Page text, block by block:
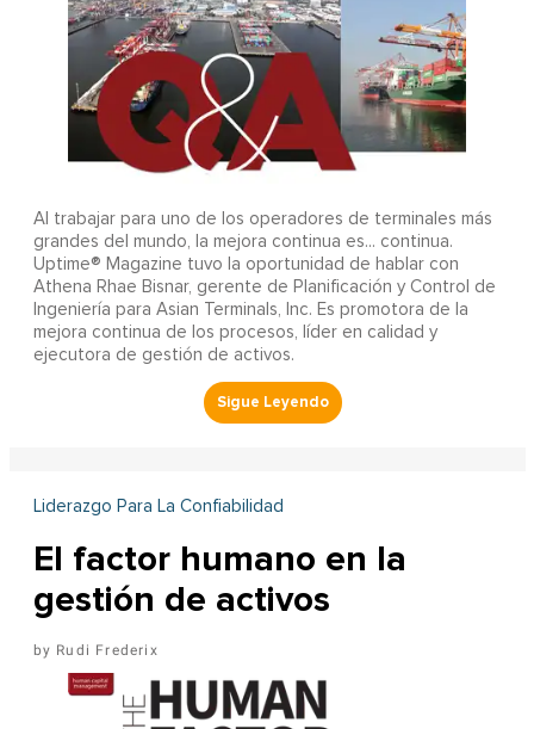
Al trabajar para uno de los operadores de terminales más
grandes del mundo, la mejora continua es... continua.
Uptime® Magazine tuvo la oportunidad de hablar con
Athena Rhae Bisnar, gerente de Planificación y Control de
Ingeniería para Asian Terminals, Inc. Es promotora de la
mejora continua de los procesos, líder en calidad y
ejecutora de gestión de activos.
Liderazgo Para La Confiabilidad
El factor humano en la
gestión de activos
Rudi Frederix